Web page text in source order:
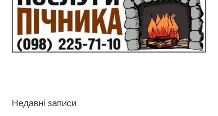
Недавні записи